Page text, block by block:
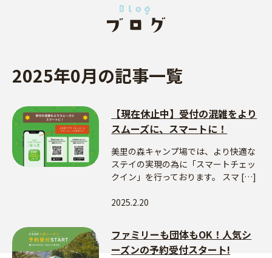
2025年0月の記事一覧
【現在休止中】受付の混雑をより
スムーズに、スマートに！
美里の森キャンプ場では、より快適な
ステイの実現の為に「スマートチェッ
クイン」を行っております。 スマ […]
2025.2.20
ファミリーも団体もOK！人気シ
ーズンの予約受付スタート!